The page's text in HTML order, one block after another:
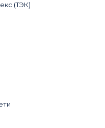
(ТЭК)